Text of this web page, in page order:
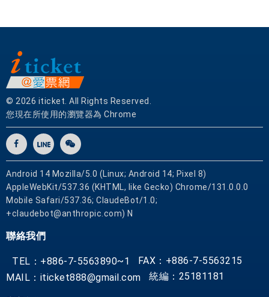
© 2026 iticket. All Rights Reserved.
您現在所使用的瀏覽器為 Chrome
Android 14 Mozilla/5.0 (Linux; Android 14; Pixel 8)
AppleWebKit/537.36 (KHTML, like Gecko) Chrome/131.0.0.0
Mobile Safari/537.36; ClaudeBot/1.0;
+claudebot@anthropic.com) N
聯絡我們
TEL：+886-7-5563890~1
FAX：+886-7-5563215
MAIL：iticket888@gmail.com
統編：25181181